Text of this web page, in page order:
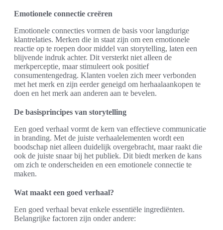
Emotionele connectie creëren
Emotionele connecties vormen de basis voor langdurige
klantrelaties. Merken die in staat zijn om een emotionele
reactie op te roepen door middel van storytelling, laten een
blijvende indruk achter. Dit versterkt niet alleen de
merkperceptie, maar stimuleert ook positief
consumentengedrag. Klanten voelen zich meer verbonden
met het merk en zijn eerder geneigd om herhaalaankopen te
doen en het merk aan anderen aan te bevelen.
De basisprincipes van storytelling
Een goed verhaal vormt de kern van effectieve communicatie
in branding. Met de juiste verhaalelementen wordt een
boodschap niet alleen duidelijk overgebracht, maar raakt die
ook de juiste snaar bij het publiek. Dit biedt merken de kans
om zich te onderscheiden en een emotionele connectie te
maken.
Wat maakt een goed verhaal?
Een goed verhaal bevat enkele essentiële ingrediënten.
Belangrijke factoren zijn onder andere: